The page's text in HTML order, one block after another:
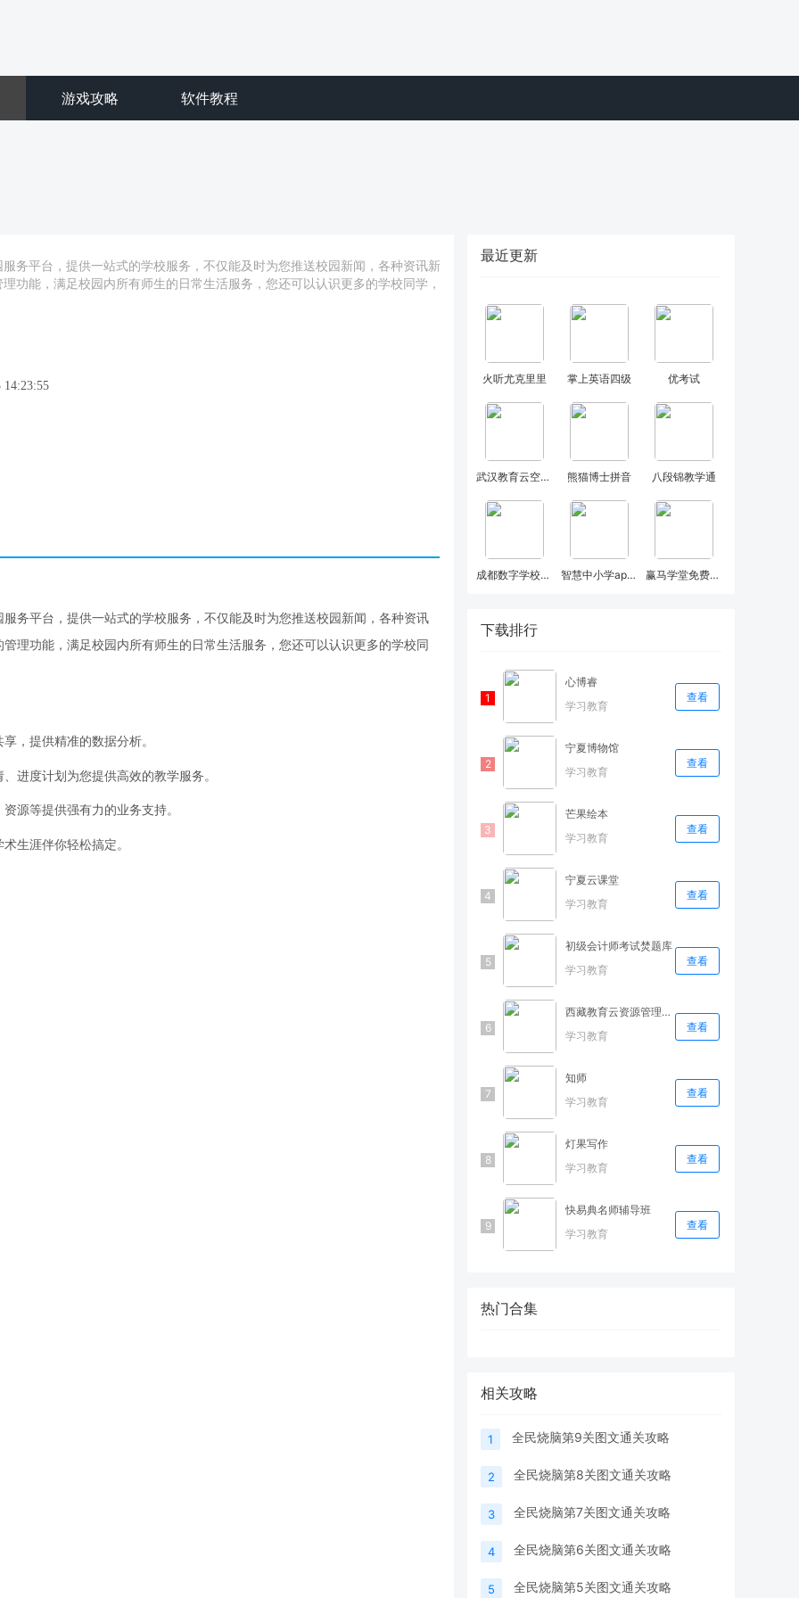
游戏攻略 软件教程
务平台，提供一站式的学校服务，不仅能及时为您推送校园新闻，各种资讯新
功能，满足校园内所有师生的日常生活服务，您还可以认识更多的学校同学，
14:23:55
务平台，提供一站式的学校服务，不仅能及时为您推送校园新闻，各种资讯
理功能，满足校园内所有师生的日常生活服务，您还可以认识更多的学校同
，提供精准的数据分析。
进度计划为您提供高效的教学服务。
源等提供强有力的业务支持。
生涯伴你轻松搞定。
最近更新
火听尤克里里 掌上英语四级 优考试
武汉教育云空间学生 熊猫博士拼音 八段锦教学通
成都数字学校卓鹿 智慧中小学app2022圣诞版 赢马学堂免费课程
下载排行
心博睿
学习教育
查看
宁夏博物馆
学习教育
查看
芒果绘本
学习教育
查看
宁夏云课堂
学习教育
查看
初级会计师考试焚题库
学习教育
查看
西藏教育云资源管理平台
学习教育
查看
知师
学习教育
查看
灯果写作
学习教育
查看
快易典名师辅导班
学习教育
查看
热门合集
相关攻略
1 全民烧脑第9关图文通关攻略
2 全民烧脑第8关图文通关攻略
3 全民烧脑第7关图文通关攻略
4 全民烧脑第6关图文通关攻略
5 全民烧脑第5关图文通关攻略